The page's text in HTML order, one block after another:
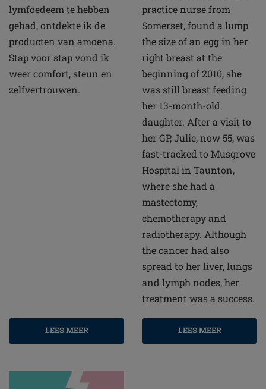
lymfoedeem te hebben
gehad, ontdekte ik de
producten van amoena.
Stap voor stap vond ik
weer comfort, steun en
zelfvertrouwen.
LEES MEER
practice nurse from
Somerset, found a lump
the size of an egg in her
right breast at the
beginning of 2010, she
was still breast feeding
her 13-month-old
daughter. After a visit to
her GP, Julie, now 55, was
fast-tracked to Musgrove
Hospital in Taunton,
where she had a
mastectomy,
chemotherapy and
radiotherapy. Although
the cancer had also
spread to her liver, lungs
and lymph nodes, her
treatment was a success.
LEES MEER